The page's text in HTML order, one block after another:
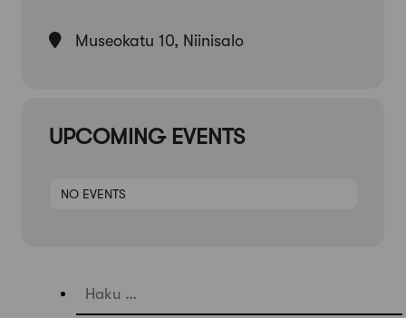
Museokatu 10, Niinisalo
UPCOMING EVENTS
NO EVENTS
Haku: